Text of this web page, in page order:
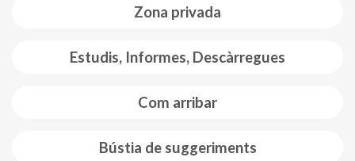
Zona privada
Estudis, Informes, Descàrregues
Com arribar
Bústia de suggeriments